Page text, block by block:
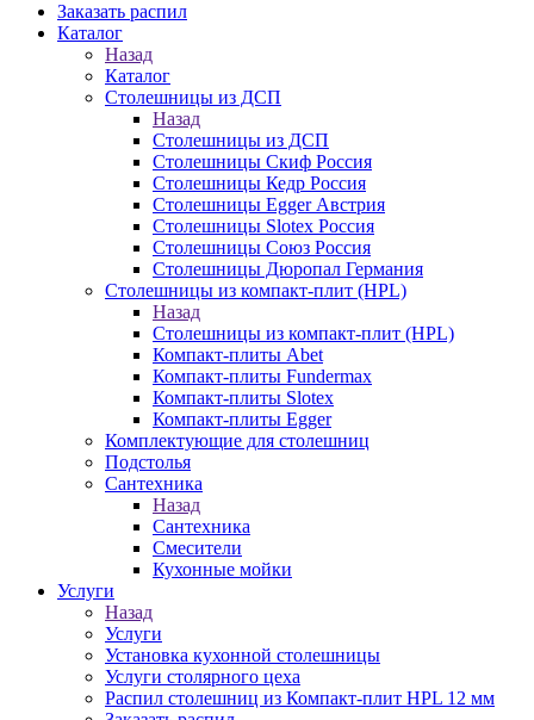
Заказать распил
Каталог
Назад
Каталог
Столешницы из ДСП
Назад
Столешницы из ДСП
Столешницы Скиф Россия
Столешницы Кедр Россия
Столешницы Egger Австрия
Столешницы Slotex Россия
Столешницы Союз Россия
Столешницы Дюропал Германия
Столешницы из компакт-плит (HPL)
Назад
Столешницы из компакт-плит (HPL)
Компакт-плиты Abet
Компакт-плиты Fundermax
Компакт-плиты Slotex
Компакт-плиты Egger
Комплектующие для столешниц
Подстолья
Сантехника
Назад
Сантехника
Смесители
Кухонные мойки
Услуги
Назад
Услуги
Установка кухонной столешницы
Услуги столярного цеха
Распил столешниц из Компакт-плит HPL 12 мм